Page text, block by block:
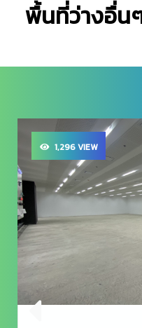
พื้นที่ว่างอื่น
1,013 VIEW